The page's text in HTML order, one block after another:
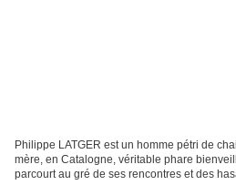
Philippe LATGER est un homme pétri de
mère, en Catalogne, véritable phare
parcourt au gré de ses rencontres et des